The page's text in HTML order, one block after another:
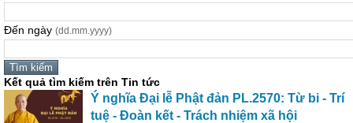
Đến ngày (dd.mm.yyyy)
Kết quả tìm kiếm trên Tin tức
Ý nghĩa Đại lễ Phật đản PL.2570: Từ bi - Trí
tuệ - Đoàn kết - Trách nhiệm xã hội